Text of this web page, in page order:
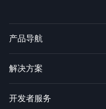
产品导航
解决方案
开发者服务